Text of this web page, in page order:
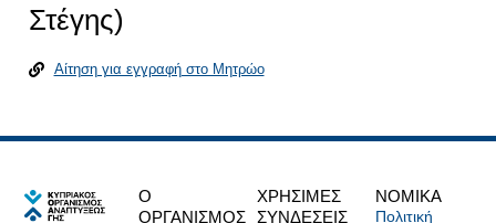
Στέγης)
Αίτηση για εγγραφή στο Μητρώο
Ο
ΟΡΓΑΝΙΣΜΟΣ
ΧΡΗΣΙΜΕΣ
ΣΥΝΔΕΣΕΙΣ
NOMIKA
Πολιτική